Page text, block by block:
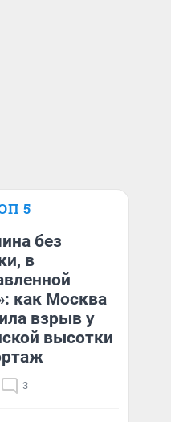
5
без
в
как Москва
взрыв у
высотки
3